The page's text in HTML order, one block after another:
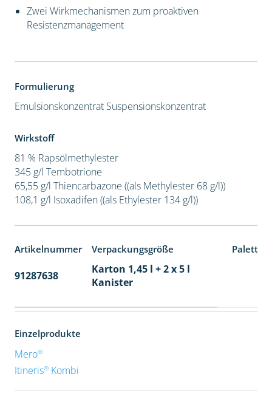
Zwei Wirkmechanismen zum proaktiven
Resistenzmanagement
Formulierung
Emulsionskonzentrat Suspensionskonzentrat
Wirkstoff
81 % Rapsölmethylester
345 g/l Tembotrione
65,55 g/l Thiencarbazone ((als Methylester 68 g/l))
108,1 g/l Isoxadifen ((als Ethylester 134 g/l))
Artikelnummer Verpackungsgröße
91287638
Karton 1,45 l + 2 x 5 l
Kanister
Einzelprodukte
Mero®
Itineris®Kombi